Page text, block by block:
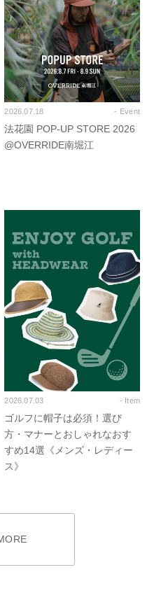
2026.07.18 - Event
法花園 POP-UP STORE 2026
@OVERRIDE南堀江
2026.07.03 - Item
ゴルフに帽子は必須！選び
方・マナーとおしゃれなおす
すめ14選《メンズ・レディー
ス》